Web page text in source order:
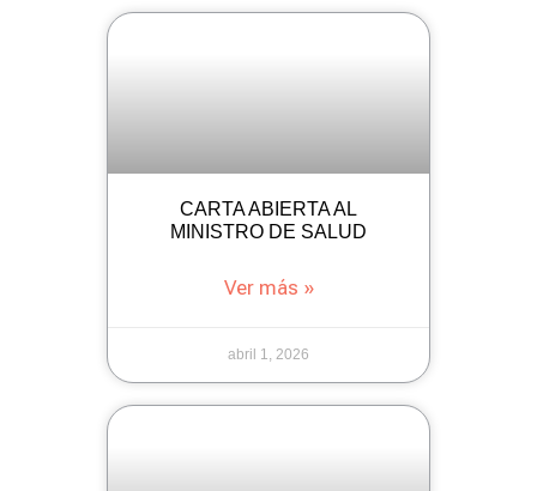
CARTA ABIERTA AL
MINISTRO DE SALUD
Ver más »
abril 1, 2026